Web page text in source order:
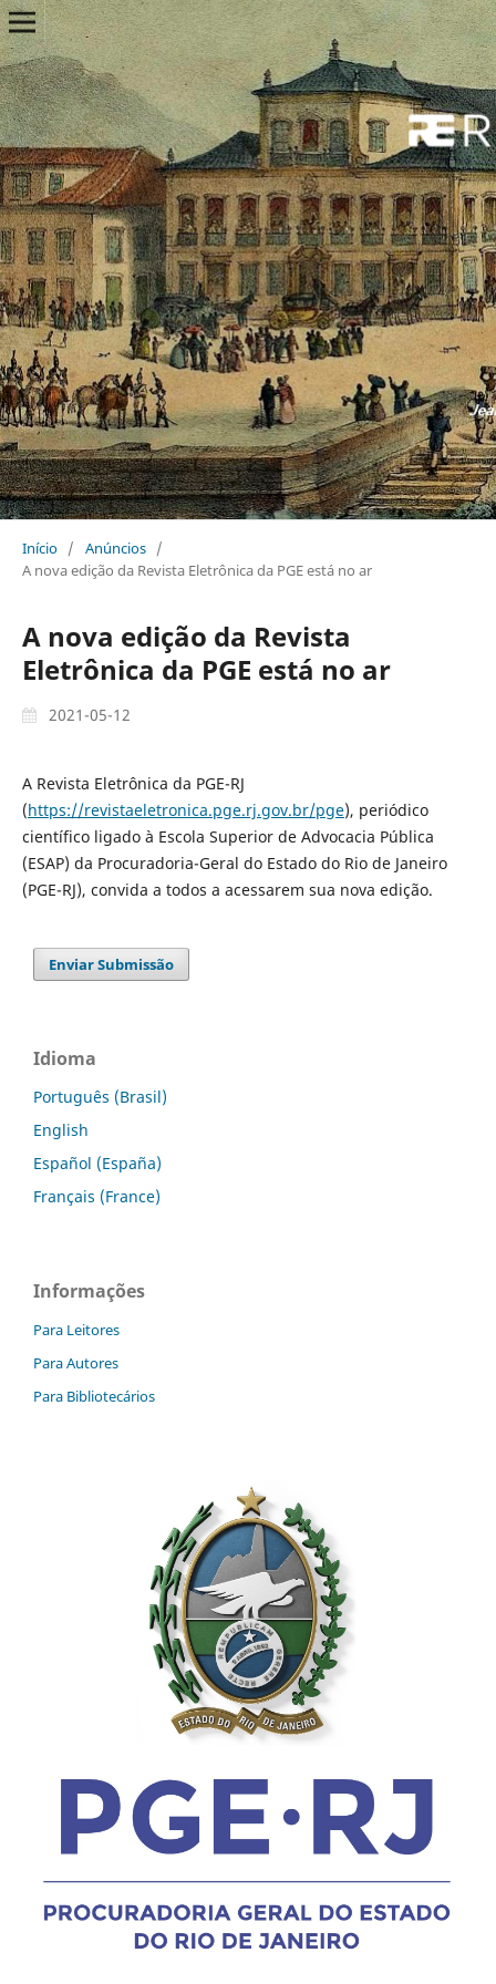
Início / Anúncios /
A nova edição da Revista Eletrônica da PGE está no ar
A nova edição da Revista
Eletrônica da PGE está no ar
2021-05-12
A Revista Eletrônica da PGE-RJ
(https://revistaeletronica.pge.rj.gov.br/pge), periódico
científico ligado à Escola Superior de Advocacia Pública
(ESAP) da Procuradoria-Geral do Estado do Rio de Janeiro
(PGE-RJ), convida a todos a acessarem sua nova edição.
Enviar Submissão
Idioma
Português (Brasil)
English
Español (España)
Français (France)
Informações
Para Leitores
Para Autores
Para Bibliotecários